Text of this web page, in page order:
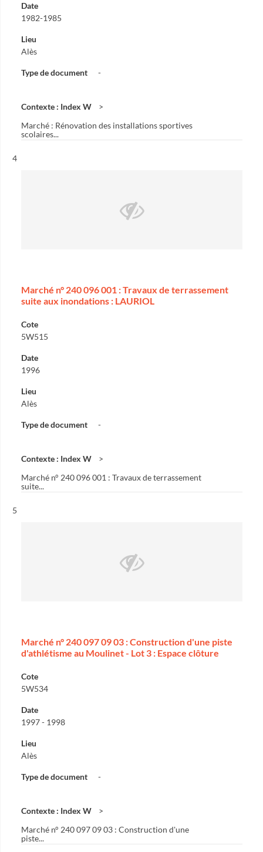
Date
1982-1985
Lieu
Alès
Type de document -
Contexte : Index W
Marché : Rénovation des installations sportives
scolaires...
Résultat n°
4
Marché n° 240 096 001 : Travaux de terrassement
suite aux inondations : LAURIOL
Cote
5W515
Date
1996
Lieu
Alès
Type de document -
Contexte : Index W
Marché n° 240 096 001 : Travaux de terrassement
suite...
Résultat n°
5
Marché n° 240 097 09 03 : Construction d'une piste
d'athlétisme au Moulinet - Lot 3 : Espace clôture
Cote
5W534
Date
1997 - 1998
Lieu
Alès
Type de document -
Contexte : Index W
Marché n° 240 097 09 03 : Construction d'une
piste...